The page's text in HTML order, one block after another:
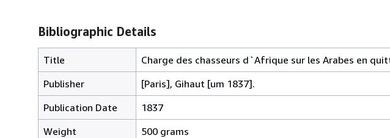
Bibliographic Details
Title
Charge des chasseurs d`Afrique sur les Arabes en
Publisher
[Paris], Gihaut [um 1837].
Publication Date
1837
Weight
500 grams